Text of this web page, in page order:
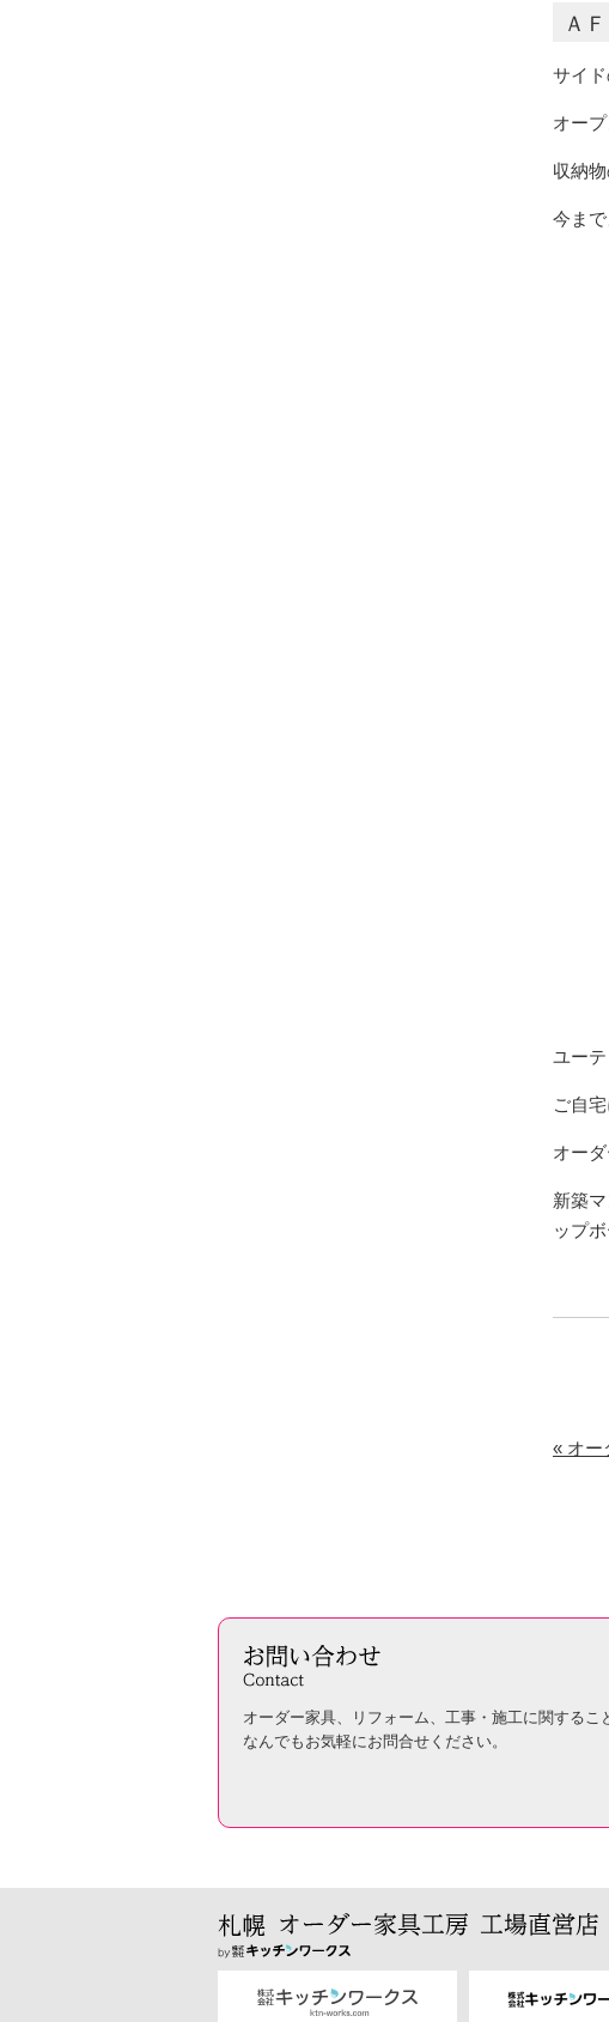
Ａ
サイ
オー
収納
今ま
ユー
ご自
オー
新築
ップ
« オー
オーダー家具、リフォーム、工事・施工に関するこ
なんでもお気軽にお問合せください。